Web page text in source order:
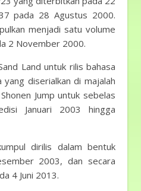
pada 28 Agustus 2000.
menjadi satu volume
2 November 2000.
Land untuk rilis bahasa
diserialkan di majalah
Jump untuk sebelas
Januari 2003 hingga
dirilis dalam bentuk
2003, dan secara
4 Juni 2013.